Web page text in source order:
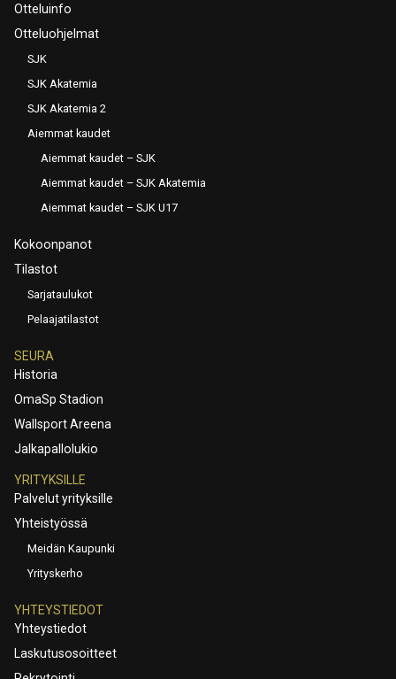
Otteluinfo
Otteluohjelmat
SJK
SJK Akatemia
SJK Akatemia 2
Aiemmat kaudet
Aiemmat kaudet – SJK
Aiemmat kaudet – SJK Akatemia
Aiemmat kaudet – SJK U17
Kokoonpanot
Tilastot
Sarjataulukot
Pelaajatilastot
SEURA
Historia
OmaSp Stadion
Wallsport Areena
Jalkapallolukio
YRITYKSILLE
Palvelut yrityksille
Yhteistyössä
Meidän Kaupunki
Yrityskerho
YHTEYSTIEDOT
Yhteystiedot
Laskutusosoitteet